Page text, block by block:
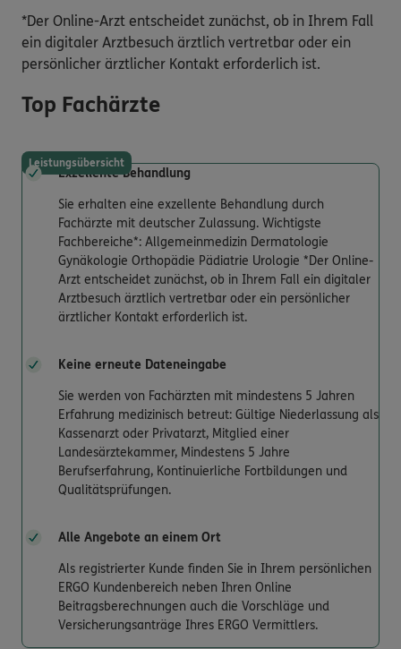
*Der Online-Arzt entscheidet zunächst, ob in Ihrem Fall
ein digitaler Arztbesuch ärztlich vertretbar oder ein
persönlicher ärztlicher Kontakt erforderlich ist.
Top Fachärzte
Leistungsübersicht
Exzellente Behandlung
Sie erhalten eine exzellente Behandlung durch
Fachärzte mit deutscher Zulassung. Wichtigste
Fachbereiche*: Allgemeinmedizin Dermatologie
Gynäkologie Orthopädie Pädiatrie Urologie *Der Online-
Arzt entscheidet zunächst, ob in Ihrem Fall ein digitaler
Arztbesuch ärztlich vertretbar oder ein persönlicher
ärztlicher Kontakt erforderlich ist.
Keine erneute Dateneingabe
Sie werden von Fachärzten mit mindestens 5 Jahren
Erfahrung medizinisch betreut: Gültige Niederlassung als
Kassenarzt oder Privatarzt, Mitglied einer
Landesärztekammer, Mindestens 5 Jahre
Berufserfahrung, Kontinuierliche Fortbildungen und
Qualitätsprüfungen.
Alle Angebote an einem Ort
Als registrierter Kunde finden Sie in Ihrem persönlichen
ERGO Kundenbereich neben Ihren Online
Beitragsberechnungen auch die Vorschläge und
Versicherungsanträge Ihres ERGO Vermittlers.